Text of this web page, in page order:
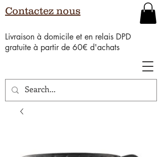
Livraison à domicile et en relais DPD
gratuite à partir de 60€ d'achats
Contactez nous